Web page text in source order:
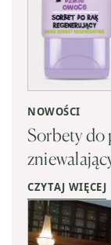
NOWOŚCI
Sorbety do
CZYTAJ WIĘCEJ